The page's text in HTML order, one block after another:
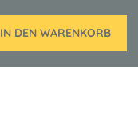
IN DEN WARENKORB